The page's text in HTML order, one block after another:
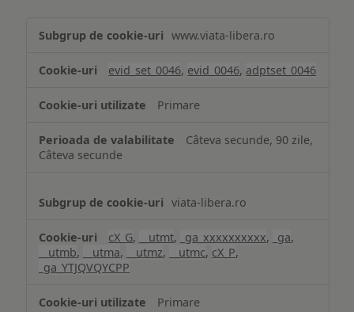
www.viata-libera.ro
evid_set_0046, evid_0046, adptset_0046
Primare
Câteva secunde, 90 zile,
Câteva secunde
viata-libera.ro
cX_G, __utmt, _ga_xxxxxxxxxx, _ga,
__utmb, __utma, __utmz, __utmc, cX_P,
_ga_YTJQVQYCPP
Primare